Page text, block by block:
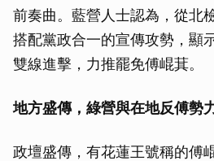
前奏曲。藍營人士認為，從北
搭配黨政合一的宣傳攻勢，顯
雙線進擊，力推罷免傅崐萁。
地方盛傳，綠營與在地反傅勢
政壇盛傳，有花蓮王號稱的傅